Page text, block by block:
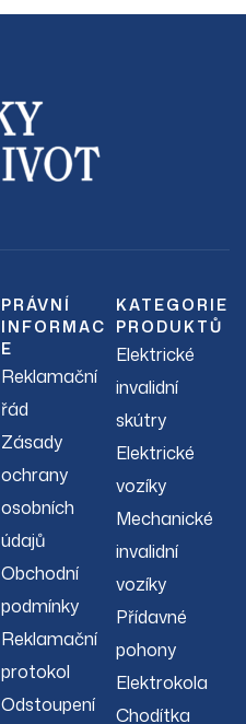
PRÁVNÍ
INFORMAC
E
Reklamační
řád
Zásady
ochrany
osobních
údajů
Obchodní
podmínky
Reklamační
protokol
Odstoupení
KATEGORIE
PRODUKTŮ
Elektrické
invalidní
skútry
Elektrické
vozíky
Mechanické
invalidní
vozíky
Přídavné
pohony
Elektrokola
Chodítka